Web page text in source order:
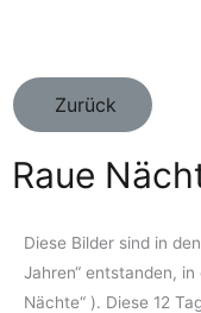
Zurück
Raue
Diese Bilder sind in
Jahren“ entstanden, in
Nächte“ ). Diese 12